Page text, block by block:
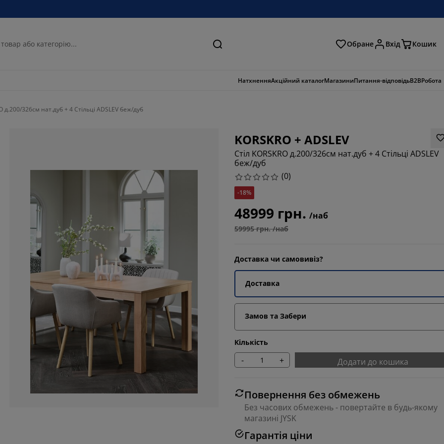
Пошук Обране Вхід Кошик
НатхненняАкційний каталогМагазиниПитання-відповідьB2BРобота
д.200/326см нат.дуб + 4 Стільці ADSLEV беж/дуб
KORSKRO + ADSLEV
Стіл KORSKRO д.200/326см нат.дуб + 4 Стільці ADSLEV
беж/дуб
(0)
-18%
48999 грн. /наб
59995 грн. /наб
Доставка чи самовивіз?
Доставка
Замов та Забери
Кількість
- + Додати до кошика
Повернення без обмежень
Без часових обмежень - повертайте в будь-якому
магазині JYSK
Гарантія ціни